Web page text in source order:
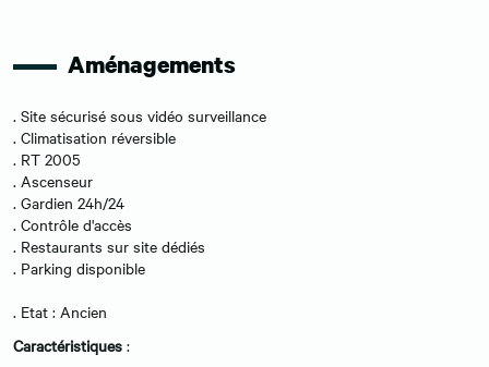
Aménagements
. Site sécurisé sous vidéo surveillance
. Climatisation réversible
. RT 2005
. Ascenseur
. Gardien 24h/24
. Contrôle d'accès
. Restaurants sur site dédiés
. Parking disponible
. Etat : Ancien
Caractéristiques :